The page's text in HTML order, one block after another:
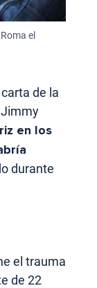
el
de la
Jimmy
en los
durante
el trauma
de 22